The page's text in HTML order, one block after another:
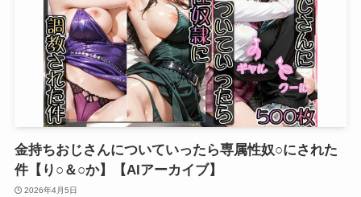
金持ちおじさんについていったら専属性奴○にされた
件【り○＆○か】【AIアーカイブ】
2026年4月5日